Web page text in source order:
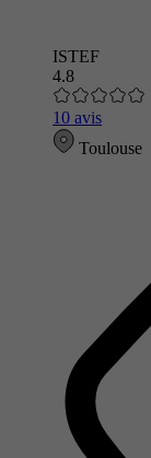
ISTEF
4.8
10 avis
Toulouse